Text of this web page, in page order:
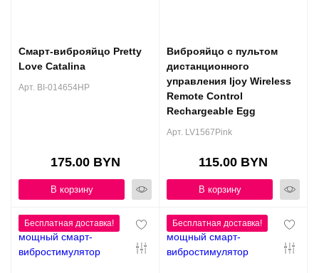
Смарт-виброяйцо Pretty
Love Catalina
Арт. BI-014654HP
175.00 BYN
В корзину
Виброяйцо с пультом
дистанционного
управления Ijoy Wireless
Remote Control
Rechargeable Egg
Арт. LV1567Pink
115.00 BYN
В корзину